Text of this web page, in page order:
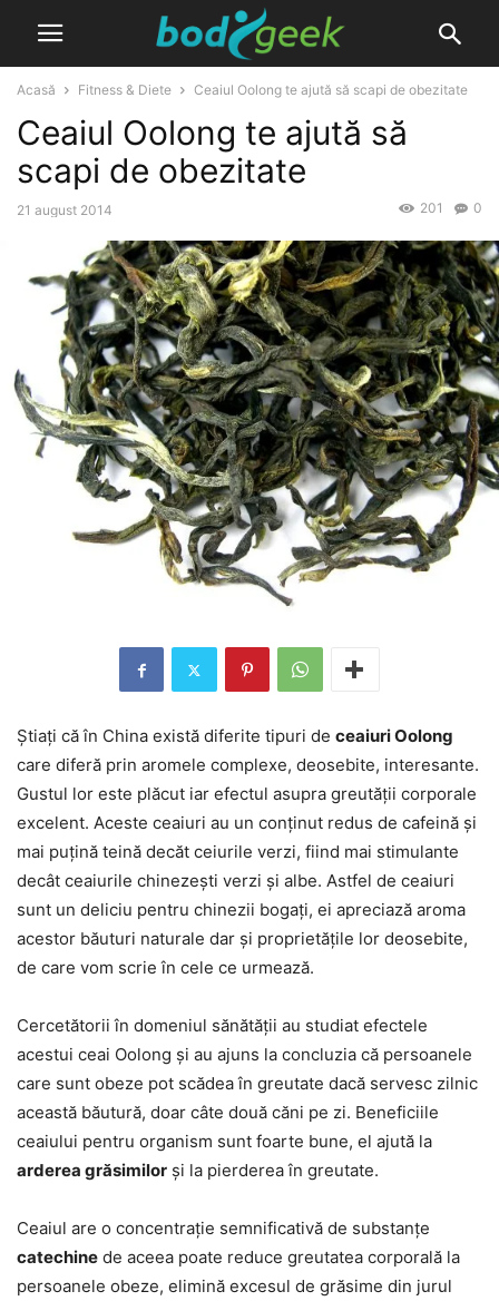
Acasă Fitness & Diete Ceaiul Oolong te ajută să scapi de obezitate
Ceaiul Oolong te ajută să
scapi de obezitate
21 august 2014 0
201
Știați că în China există diferite tipuri de ceaiuri Oolong
care diferă prin aromele complexe, deosebite, interesante.
Gustul lor este plăcut iar efectul asupra greutății corporale
excelent. Aceste ceaiuri au un conținut redus de cafeină și
mai puțină teină decăt ceiurile verzi, fiind mai stimulante
decât ceaiurile chinezești verzi și albe. Astfel de ceaiuri
sunt un deliciu pentru chinezii bogați, ei apreciază aroma
acestor băuturi naturale dar și proprietățile lor deosebite,
de care vom scrie în cele ce urmează.
Cercetătorii în domeniul sănătății au studiat efectele
acestui ceai Oolong și au ajuns la concluzia că persoanele
care sunt obeze pot scădea în greutate dacă servesc zilnic
această băutură, doar câte două căni pe zi. Beneficiile
ceaiului pentru organism sunt foarte bune, el ajută la
arderea grăsimilor și la pierderea în greutate.
Ceaiul are o concentrație semnificativă de substanțe
catechine de aceea poate reduce greutatea corporală la
persoanele obeze, elimină excesul de grăsime din jurul